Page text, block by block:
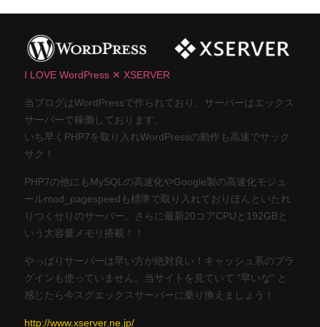
I LOVE WordPress ✕ XSERVER
当ブログはWordPressで作られており、サーバーはエックス
サーバーで稼働しております。
いち早くPHP7を取り入れWordPressの動作も高速でサック
サク！
PHP7の他にもMySQLの高速化やGoogle製の高速化モジュ
ールmod_pagespeedも標準で取り入れておりほんといたれ
りつくせりのサーバー。さらに最新20コアCPUと192GBと
いう大容量メモリ搭載！！
やっぱりサーバーは早い方が絶対良い！キャッシュ系のプラ
グインも使っていません。当サイトを見ていて "早いな" と
感じたら今スグエックスサーバーに乗り換えましょう！
http://www.xserver.ne.jp/